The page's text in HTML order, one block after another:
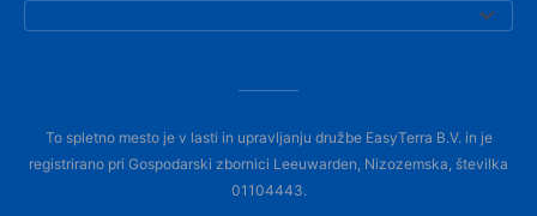
To spletno mesto je v lasti in upravljanju družbe EasyTerra B.V. in je
registrirano pri Gospodarski zbornici Leeuwarden, Nizozemska, številka
01104443.